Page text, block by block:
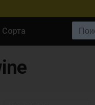
Сорта